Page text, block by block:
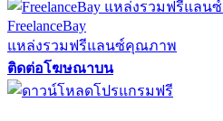
FreelanceBay
แหล่งรวมฟรีแลนซ์คุณภาพ
ติดต่อโฆษณาบน